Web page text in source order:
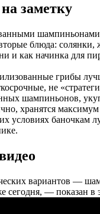
заметку
шампиньонами
блюда: солянки,
и как начинка для
грибы
не
шампиньонов,
хранятся
условиях баночкам
вариантов —
сегодня, — показан в